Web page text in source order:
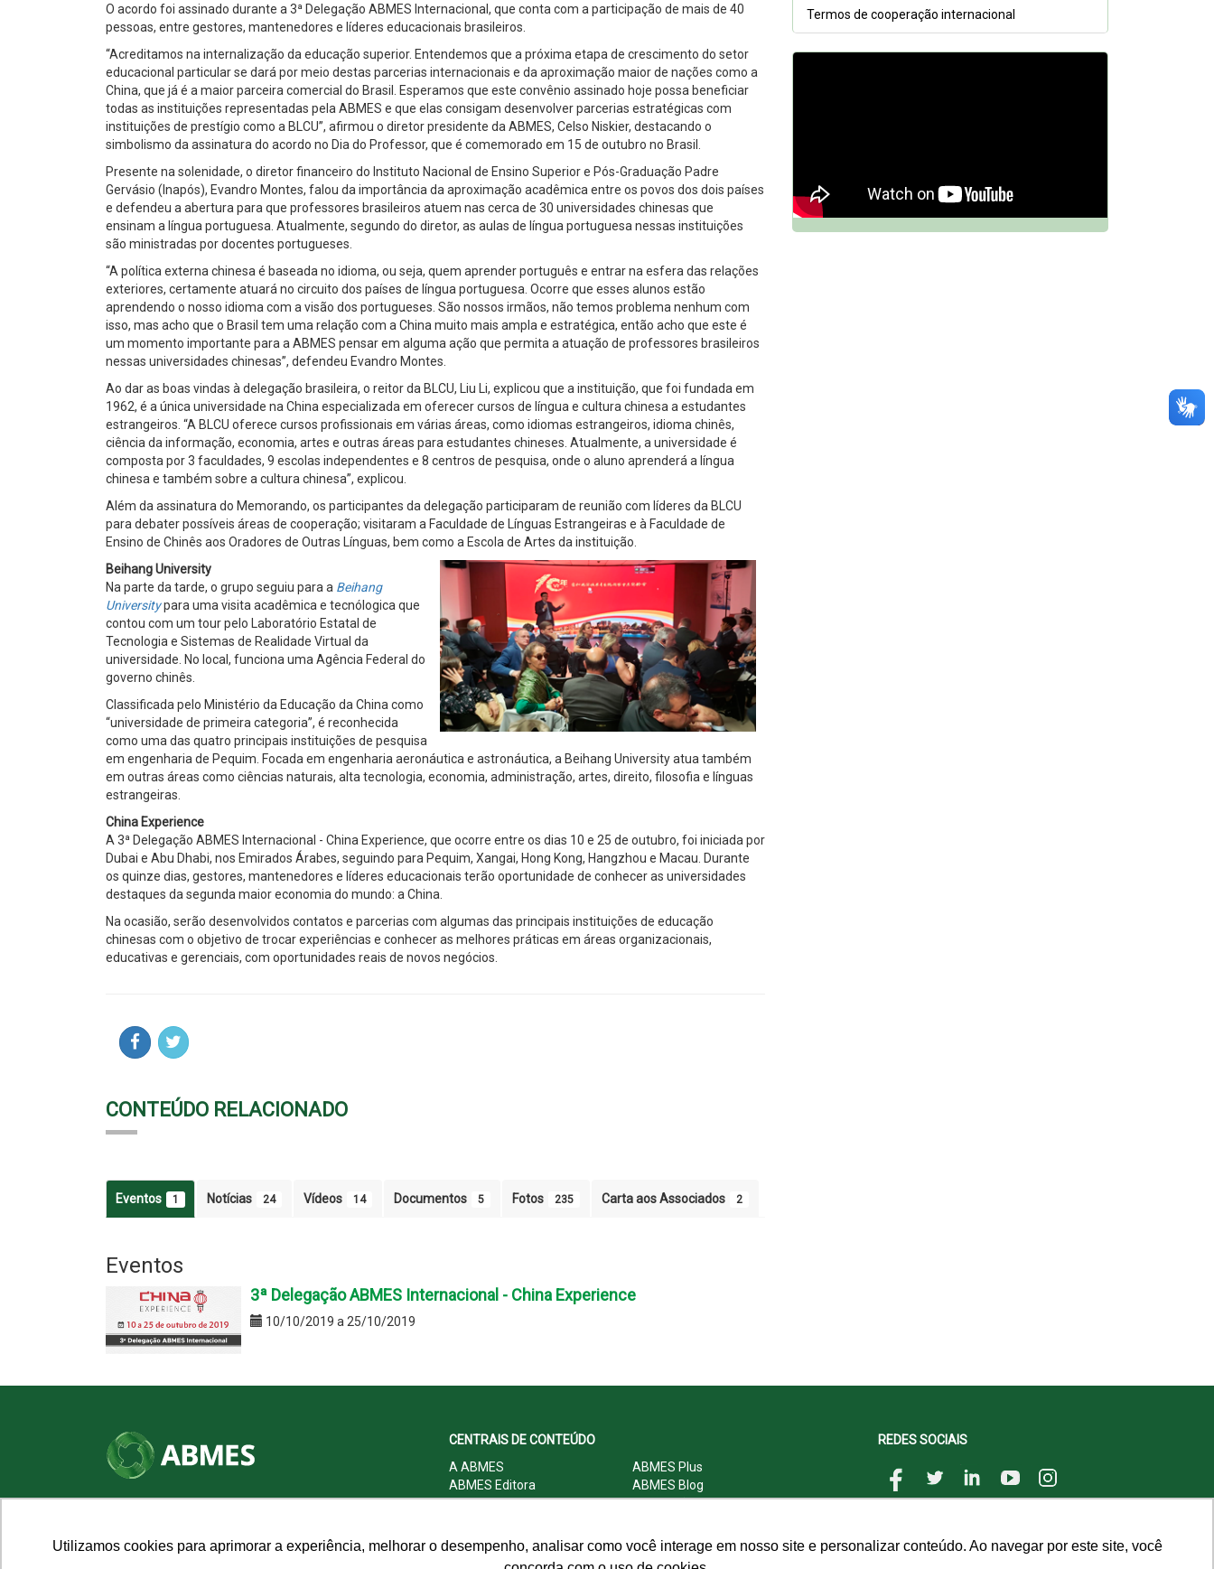
Utilizamos cookies para aprimorar a experiência, melhorar o desempenho, analisar como você interage em nosso site e personalizar conteúdo. Ao navegar por este site, você
O acordo foi assinado durante a 3ª Delegação ABMES Internacional, que conta com a participação de mais de 40
pessoas, entre gestores, mantenedores e líderes educacionais brasileiros.
“Acreditamos na internalização da educação superior. Entendemos que a próxima etapa de crescimento do setor
educacional particular se dará por meio destas parcerias internacionais e da aproximação maior de nações como a
China, que já é a maior parceira comercial do Brasil. Esperamos que este convênio assinado hoje possa beneficiar
todas as instituições representadas pela ABMES e que elas consigam desenvolver parcerias estratégicas com
instituições de prestígio como a BLCU”, afirmou o diretor presidente da ABMES, Celso Niskier, destacando o
simbolismo da assinatura do acordo no Dia do Professor, que é comemorado em 15 de outubro no Brasil.
Presente na solenidade, o diretor financeiro do Instituto Nacional de Ensino Superior e Pós-Graduação Padre
Gervásio (Inapós), Evandro Montes, falou da importância da aproximação acadêmica entre os povos dos dois países
e defendeu a abertura para que professores brasileiros atuem nas cerca de 30 universidades chinesas que
ensinam a língua portuguesa. Atualmente, segundo do diretor, as aulas de língua portuguesa nessas instituições
são ministradas por docentes portugueses.
“A política externa chinesa é baseada no idioma, ou seja, quem aprender português e entrar na esfera das relações
exteriores, certamente atuará no circuito dos países de língua portuguesa. Ocorre que esses alunos estão
aprendendo o nosso idioma com a visão dos portugueses. São nossos irmãos, não temos problema nenhum com
isso, mas acho que o Brasil tem uma relação com a China muito mais ampla e estratégica, então acho que este é
um momento importante para a ABMES pensar em alguma ação que permita a atuação de professores brasileiros
nessas universidades chinesas”, defendeu Evandro Montes.
Ao dar as boas vindas à delegação brasileira, o reitor da BLCU, Liu Li, explicou que a instituição, que foi fundada em
1962, é a única universidade na China especializada em oferecer cursos de língua e cultura chinesa a estudantes
estrangeiros. “A BLCU oferece cursos profissionais em várias áreas, como idiomas estrangeiros, idioma chinês,
ciência da informação, economia, artes e outras áreas para estudantes chineses. Atualmente, a universidade é
composta por 3 faculdades, 9 escolas independentes e 8 centros de pesquisa, onde o aluno aprenderá a língua
chinesa e também sobre a cultura chinesa”, explicou.
Além da assinatura do Memorando, os participantes da delegação participaram de reunião com líderes da BLCU
para debater possíveis áreas de cooperação; visitaram a Faculdade de Línguas Estrangeiras e à Faculdade de
Ensino de Chinês aos Oradores de Outras Línguas, bem como a Escola de Artes da instituição.
Beihang University
Na parte da tarde, o grupo seguiu para a Beihang
Universitypara uma visita acadêmica e tecnólogica que
contou com um tour pelo Laboratório Estatal de
Tecnologia e Sistemas de Realidade Virtual da
universidade. No local, funciona uma Agência Federal do
governo chinês.
Classificada pelo Ministério da Educação da China como
“universidade de primeira categoria”, é reconhecida
como uma das quatro principais instituições de pesquisa
em engenharia de Pequim. Focada em engenharia aeronáutica e astronáutica, a Beihang University atua também
em outras áreas como ciências naturais, alta tecnologia, economia, administração, artes, direito, filosofia e línguas
estrangeiras.
China Experience
A 3ª Delegação ABMES Internacional - China Experience, que ocorre entre os dias 10 e 25 de outubro, foi iniciada por
Dubai e Abu Dhabi, nos Emirados Árabes, seguindo para Pequim, Xangai, Hong Kong, Hangzhou e Macau. Durante
os quinze dias, gestores, mantenedores e líderes educacionais terão oportunidade de conhecer as universidades
destaques da segunda maior economia do mundo: a China.
Na ocasião, serão desenvolvidos contatos e parcerias com algumas das principais instituições de educação
chinesas com o objetivo de trocar experiências e conhecer as melhores práticas em áreas organizacionais,
educativas e gerenciais, com oportunidades reais de novos negócios.
CONTEÚDO RELACIONADO
Eventos 1 Notícias 24 Vídeos 14 Documentos 5 Fotos 235 Carta aos Associados 2
Eventos
3ª Delegação ABMES Internacional - China Experience
10/10/2019 a 25/10/2019
Termos de cooperação internacional
CEP: 70.701-060 - Asa Norte, Brasília/DF
CENTRAIS DE CONTEÚDO
A ABMES
ABMES Plus
ABMES Editora
ABMES Blog
ABMES LInC
Legislação
Central do Associado ABMES
Contato
REDES SOCIAIS